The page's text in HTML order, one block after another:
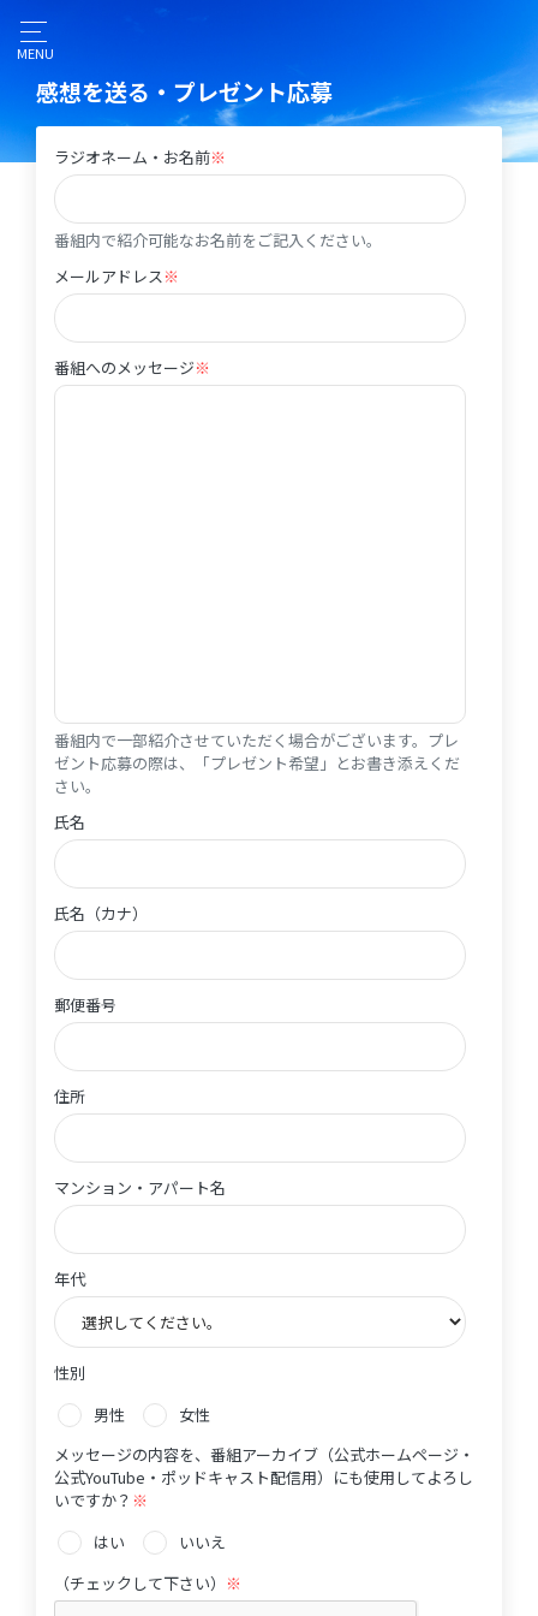
MENU
感想を送る・プレゼント応募
ラジオネーム・お名前※
ラジオネーム・お名前
番組内で紹介可能なお名前をご記入ください。
メールアドレス※
メールアドレス
番組へのメッセージ※
番組へのメッセージ
番組内で一部紹介させていただく場合がございます。プレ
ゼント応募の際は、「プレゼント希望」とお書き添えくだ
さい。
氏名
氏名
氏名（カナ）
氏名（カナ）
郵便番号
郵便番号
住所
住所
マンション・アパート名
マンション・アパート名
年代
年代
性別
性別
男性
女性
メッセージの内容を、番組アーカイブ（公式ホームページ・
公式YouTube・ポッドキャスト配信用）にも使用してよろし
いですか？ ※
性別
はい
いいえ
（チェックして下さい） ※
（チェックして下さい）